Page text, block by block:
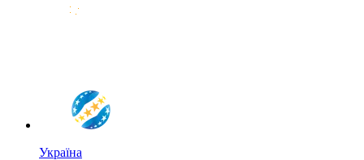
Україна